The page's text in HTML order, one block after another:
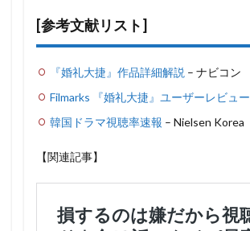
[参考文献リスト]
『婚礼大捷』作品詳細解説 – ナビコン
Filmarks 『婚礼大捷』ユーザーレビュー
韓国ドラマ視聴率速報 – Nielsen Korea
【関連記事】